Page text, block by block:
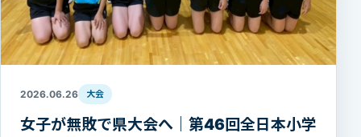
2026.06.26 大会
女子が無敗で県大会へ｜第46回全日本小学